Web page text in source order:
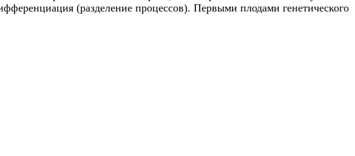
(разделение процессов). Первыми плодами генетического